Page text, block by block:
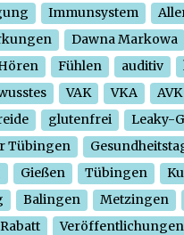
Immunsystem
Dawna Markowa
Fühlen auditiv
VAK VKA
AVK
glutenfrei
Leaky-
Tübingen
Gießen Tübingen
Balingen
Metzingen
Rabatt
Veröffentlichungen